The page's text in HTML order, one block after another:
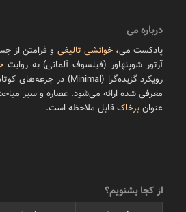
درباره می
پادکست می،خوانشی تالیفی و فرامتن از
آرتور شوپنهاور (فیلسوف آلمانی) به روایت
رویکرد گزیده‌گرا (Minimal) در جرعه‌های کوتاه و با اتکا به
معرفی شده ارائه می‌شود. عصاره و سیر
عنوانبرخاکقابل ملاحظه است.
از کجا بشنویم؟